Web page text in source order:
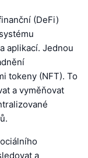
(DeFi)
aplikací. Jednou
tokeny (NFT). To
a vyměňovat
a